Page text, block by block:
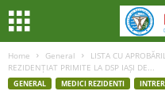
Home General
LISTA CU
REZIDENȚIAT PRIMITE LA DSP IAȘI DE...
GENERAL MEDICI REZIDENTI